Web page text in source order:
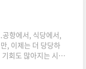
항에서, 식당에서,
, 이제는 더 당당하
회도 많아지는 시기